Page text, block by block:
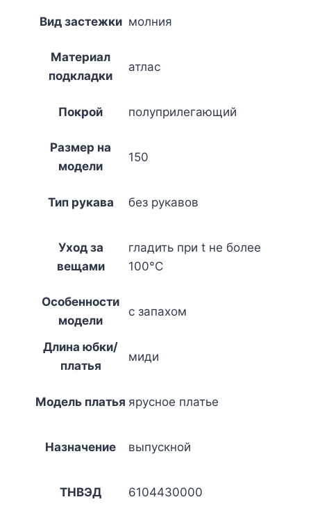
Вид застежки молния
Материал
подкладки
атлас
Покрой полуприлегающий
Размер на
модели
150
Тип рукава без рукавов
Уход за
вещами
гладить при t не более
100°C
Особенности
модели
с запахом
Длина юбки/
платья
миди
Модель платья ярусное платье
Назначение выпускной
ТНВЭД 6104430000